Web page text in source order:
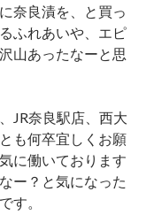
奈良漬を、と買っ
ふれあいや、エピ
山あったなーと思
JR奈良駅店、西大
も何卒宜しくお願
に働いております
ー？と気になった
す。